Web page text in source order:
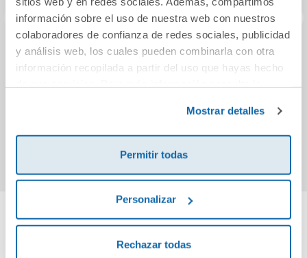
información sobre el uso de nuestra web con nuestros
colaboradores de confianza de redes sociales, publicidad
y análisis web, los cuales pueden combinarla con otra
información recopilada a partir del uso que hayas hecho
Mostrar detalles
Permitir todas
Personalizar
Rechazar todas
LOGICO Primo:
Conocemos los
vehículos (5-6
Comprar
LOGICO Primo:
Primera
codificación (5-6
20,49€
Comprar
Cuéntanos tu opinión